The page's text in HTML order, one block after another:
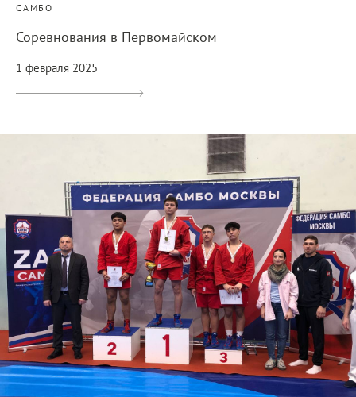
САМБО
Соревнования в Первомайском
1 февраля 2025